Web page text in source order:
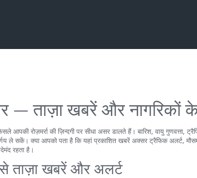
— ताज़ा खबरें और नागरिकों
फैसले आपकी रोज़मर्रा की ज़िन्दगी पर सीधा असर डालते हैं। बारिश, वायु
ले सकें। क्या आपको पता है कि यहां प्रकाशित खबरें अक्सर ट्रैफिक अलर्ट,
रहता है।
से ताज़ा खबरें और अलर्ट